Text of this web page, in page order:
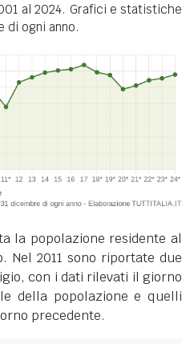
al 2024. Grafici e statistiche
di ogni anno.
la popolazione residente al
Nel 2011 sono riportate due
con i dati rilevati il giorno
della popolazione e quelli
precedente.